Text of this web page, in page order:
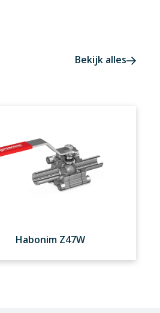
Bekijk alles
Habonim Z47W